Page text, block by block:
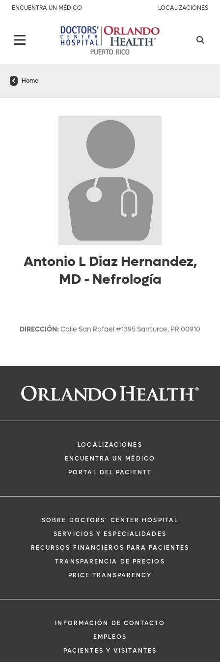
ENCUENTRA UN MÉDICO LOCALIZACIONES
Home
Antonio L Diaz Hernandez,
MD - Nefrología
DIRECCIÓN:Calle San Rafael #1395Santurce, PR 00910
Solicitar una cita con:
Antonio L Diaz Hernandez, MD
Nefrología
*Si tiene una emergencia médica, llame
inmediato.
El siguiente formulario solo crea una
no una cita confirmada. Al completarlo,
representante se pondrá en contacto
información médica por correo
Orlando Health y sus afiliados.
LOCALIZACIONES
ENCUENTRA UN MÉDICO
PORTAL DEL PACIENTE
SOBRE DOCTORS' CENTER HOSPITAL
SERVICIOS Y ESPECIALIDADES
RECURSOS FINANCIEROS PARA PACIENTES
TRANSPARENCIA DE PRECIOS
PRICE TRANSPARENCY
INFORMACIÓN DE CONTACTO
EMPLEOS
PACIENTES Y VISITANTES